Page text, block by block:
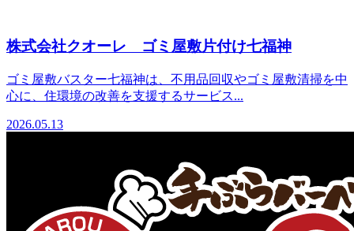
株式会社クオーレ ゴミ屋敷片付け七福神
ゴミ屋敷バスター七福神は、不用品回収やゴミ屋敷清掃を中
心に、住環境の改善を支援するサービス...
2026.05.13